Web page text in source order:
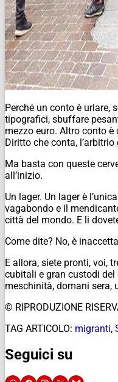
Perché un conto è urlare,
tipografici, sbuffare
mezzo euro. Altro conto è
Diritto che conta,
Ma basta con queste
all’inizio.
Un lager. Un lager è
vagabondo e il
città del mondo. E li
Come dite? No, è
E allora, siete pronti, voi,
cubitali e gran custodi del
meschinità, domani sera,
© RIPRODUZIONE
TAG ARTICOLO: migranti,
Seguici su